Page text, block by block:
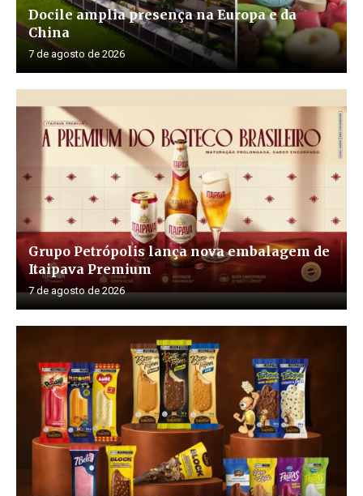
Docile amplia presença na Europa e da
China
7 de agosto de 2026
Grupo Petrópolis lança nova embalagem de
Itaipava Premium
7 de agosto de 2026